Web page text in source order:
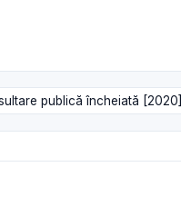
publică încheiată [2020]